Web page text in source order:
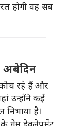
होगी वह सब
अबेदिन
रहे हैं और
उन्होंने कई
है।
के गेम डेवलेपमेंट